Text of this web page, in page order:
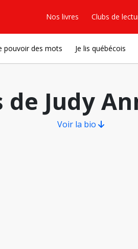
Nos livres Clubs de
pouvoir des mots Je lis québécois
de Judy
Voir la bio